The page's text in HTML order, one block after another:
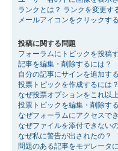
ランクとは？ ランクを変更す
メールアイコンをクリックす
投稿に関する問題
フォーラムにトピックを投稿
記事を編集・削除するには？
自分の記事にサインを追加す
投票トピックを作成するには？
なぜ投票オプションをこれ以
投票トピックを編集・削除す
なぜフォーラムにアクセスで
なぜファイルを添付できない
なぜ私に警告が出されたの？
問題のある記事をモデレータ